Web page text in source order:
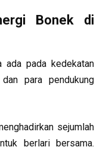
Bonek di
ada pada kedekatan
para pendukung
sejumlah
berlari bersama.